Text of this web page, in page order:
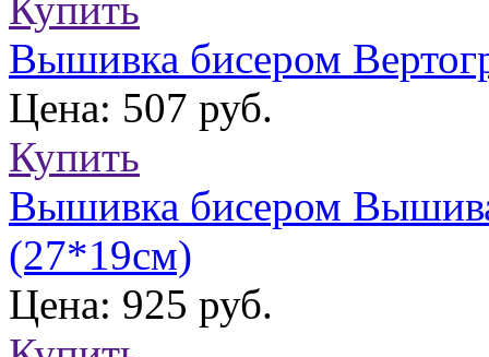
Вышивка бисером
Цена: 507 руб.
Купить
Вышивка бисером
(27*19см)
Цена: 925 руб.